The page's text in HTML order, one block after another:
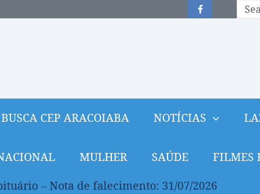
BUSCA CEP ARACOIABA NOTÍCIAS
MULHER SAÚDE FILMES
– Nota de falecimento: 31/07/2026